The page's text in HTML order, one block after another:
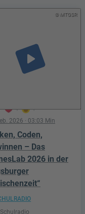
© MTGSR
4 1
play_arrow
2026 · 03:03 Min
Coden,
– Das
2026 in der